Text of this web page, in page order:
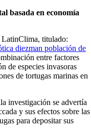
basada en economía
LatinClima, titulado:
diezman población de
entre factores
de especies invasoras
de tortugas marinas en
investigación se advertía
y sus efectos sobre las
para depositar sus